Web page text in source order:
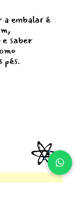
a embalar é
saber
pés.